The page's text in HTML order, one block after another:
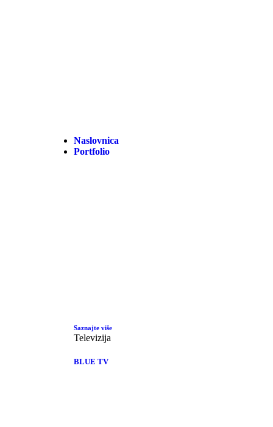
Naslovnica
Portfolio
Saznajte više
Televizija
BLUE TV